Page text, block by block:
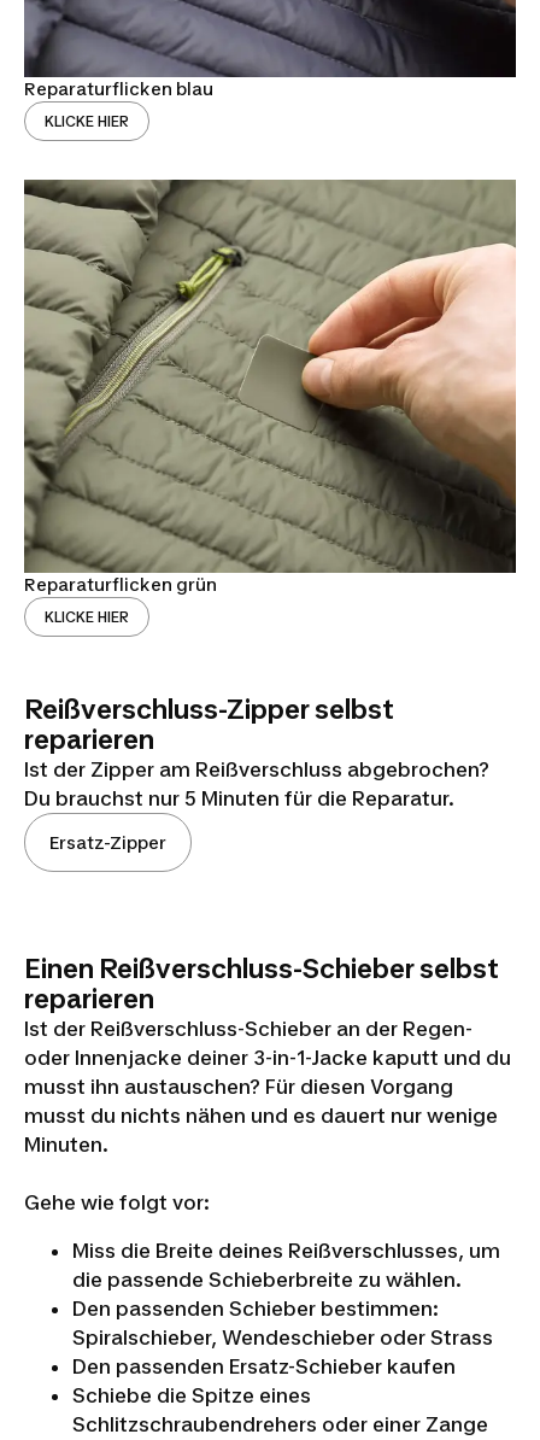
Reparaturflicken blau
KLICKE HIER
Reparaturflicken grün
KLICKE HIER
DECATHLON
RV-ZIPPER
DIY-
REPARATUR
Reißverschluss-Zipper selbst
reparieren
Ist der Zipper am Reißverschluss abgebrochen?
Du brauchst nur 5 Minuten für die Reparatur.
Ersatz-Zipper
Einen Reißverschluss-Schieber selbst
reparieren
Ist der Reißverschluss-Schieber an der Regen-
oder Innenjacke deiner 3-in-1-Jacke kaputt und du
musst ihn austauschen? Für diesen Vorgang
musst du nichts nähen und es dauert nur wenige
Minuten.
Gehe wie folgt vor:
Miss die Breite deines Reißverschlusses, um
die passende Schieberbreite zu wählen.
Den passenden Schieber bestimmen:
Spiralschieber, Wendeschieber oder Strass
Den passenden Ersatz-Schieber kaufen
Schiebe die Spitze eines
Schlitzschraubendrehers oder einer Zange